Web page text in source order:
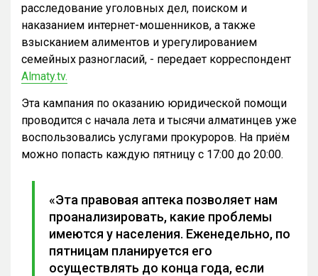
расследование уголовных дел, поиском и
наказанием интернет-мошенников, а также
взысканием алиментов и урегулированием
семейных разногласий, - передает корреспондент
Almaty.tv.
Эта кампания по оказанию юридической помощи
проводится с начала лета и тысячи алматинцев уже
воспользовались услугами прокуроров. На приём
можно попасть каждую пятницу с 17:00 до 20:00.
«Эта правовая аптека позволяет нам
проанализировать, какие проблемы
имеются у населения. Еженедельно, по
пятницам планируется его
осуществлять до конца года, если